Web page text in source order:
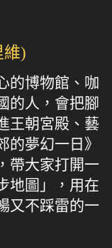
維)
的博物館、咖
的人，會把腳
王朝宮殿、藝
夢幻一日》
帶大家打開一
地圖」，用在
又不踩雷的一